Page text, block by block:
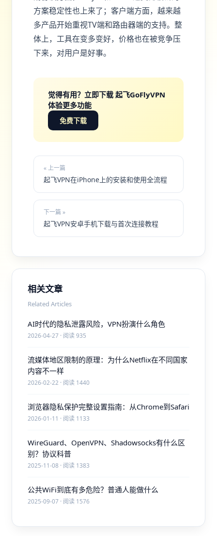
方案稳定性也上来了；客户端方面，越来越
多产品开始重视TV端和路由器端的支持。整
体上，工具在变多变好，价格也在被竞争压
下来，对用户是好事。
觉得有用？立即下载 起飞GoFlyVPN
体验更多功能
免费下载
« 上一篇
起飞VPN在iPhone上的安装和使用全流程
下一篇 »
起飞VPN安卓手机下载与首次连接教程
相关文章
Related Articles
AI时代的隐私泄露风险，VPN扮演什么角色
2026-04-27 · 阅读 935
流媒体地区限制的原理：为什么Netflix在不同国家
内容不一样
2026-02-22 · 阅读 1440
浏览器隐私保护完整设置指南：从Chrome到Safari
2026-01-11 · 阅读 1133
WireGuard、OpenVPN、Shadowsocks有什么区
别？协议科普
2025-11-08 · 阅读 1383
公共WiFi到底有多危险？普通人能做什么
2025-09-07 · 阅读 1576